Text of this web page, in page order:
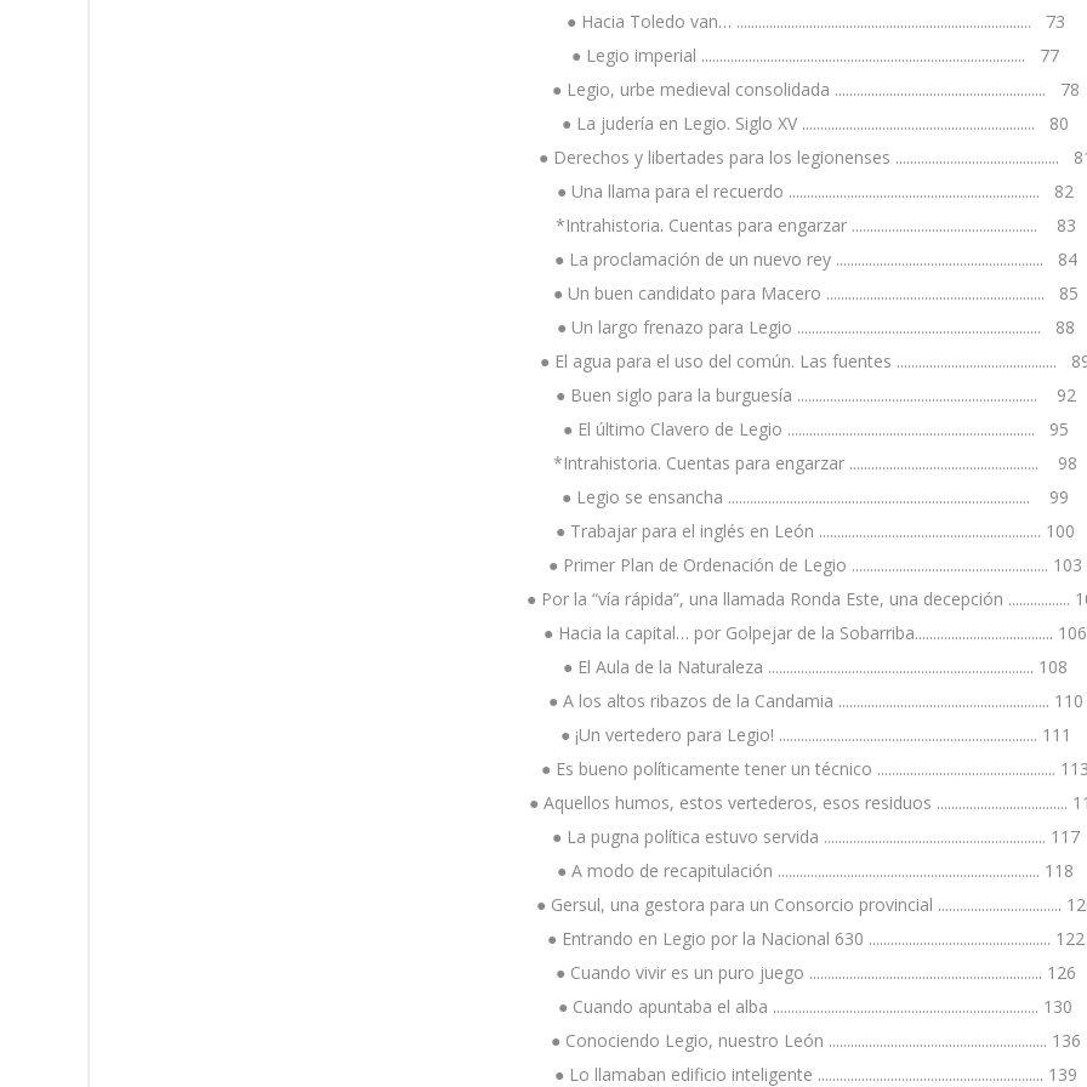
● Hacia Toledo van… ................................................................................. 73
● Legio imperial ......................................................................................... 77
● Legio, urbe medieval consolidada .......................................................... 78
● La judería en Legio. Siglo XV ................................................................ 80
● Derechos y libertades para los legionenses .............................................
● Una llama para el recuerdo ..................................................................... 82
*Intrahistoria. Cuentas para engarzar ................................................... 83
● La proclamación de un nuevo rey ......................................................... 84
● Un buen candidato para Macero ............................................................ 85
● Un largo frenazo para Legio ................................................................... 88
● El agua para el uso del común. Las fuentes ............................................
● Buen siglo para la burguesía .................................................................. 92
● El último Clavero de Legio .................................................................... 95
*Intrahistoria. Cuentas para engarzar .................................................... 98
● Legio se ensancha ................................................................................... 99
● Trabajar para el inglés en León ............................................................. 100
● Primer Plan de Ordenación de Legio ...................................................... 103
● Por la “vía rápida”, una llamada Ronda Este, una decepción .................
● Hacia la capital… por Golpejar de la Sobarriba...................................... 106
● El Aula de la Naturaleza ......................................................................... 108
● A los altos ribazos de la Candamia .......................................................... 110
● ¡Un vertedero para Legio! ....................................................................... 111
● Es bueno políticamente tener un técnico .................................................
● Aquellos humos, estos vertederos, esos residuos ....................................
● La pugna política estuvo servida ............................................................. 117
● A modo de recapitulación ........................................................................ 118
● Gersul, una gestora para un Consorcio provincial ..................................
● Entrando en Legio por la Nacional 630 .................................................. 122
● Cuando vivir es un puro juego ................................................................ 126
● Cuando apuntaba el alba ......................................................................... 130
● Conociendo Legio, nuestro León ............................................................ 136
● Lo llamaban edificio inteligente .............................................................. 139